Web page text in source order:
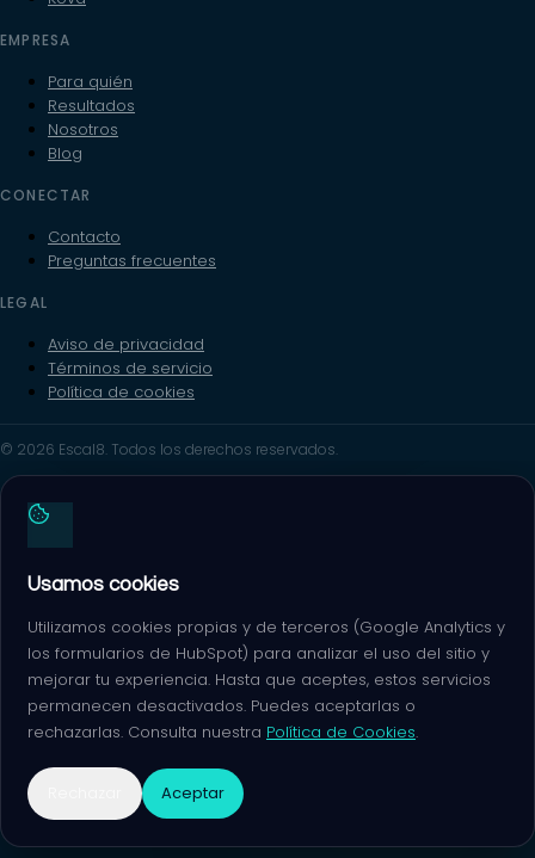
EMPRESA
Para quién
Resultados
Nosotros
Blog
CONECTAR
Contacto
Preguntas frecuentes
LEGAL
Aviso de privacidad
Términos de servicio
Política de cookies
© 2026 Escal8. Todos los derechos reservados.
Usamos cookies
Utilizamos cookies propias y de terceros (Google Analytics y
los formularios de HubSpot) para analizar el uso del sitio y
mejorar tu experiencia. Hasta que aceptes, estos servicios
permanecen desactivados. Puedes aceptarlas o
rechazarlas. Consulta nuestra Política de Cookies.
Aceptar